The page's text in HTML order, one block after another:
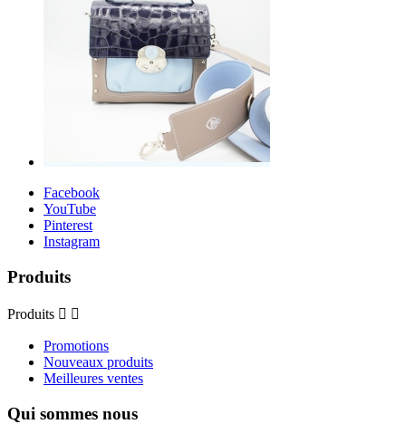
Facebook
YouTube
Pinterest
Instagram
Produits
Produits  
Promotions
Nouveaux produits
Meilleures ventes
Qui sommes nous